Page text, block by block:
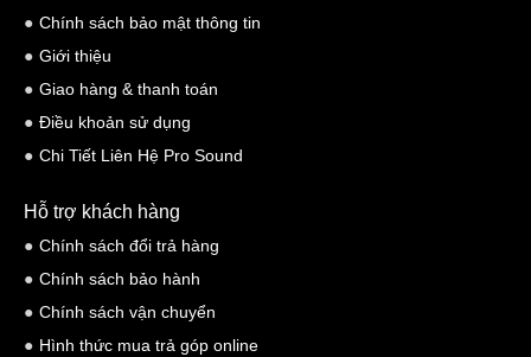
Chính sách bảo mật thông tin
Giới thiệu
Giao hàng & thanh toán
Điều khoản sử dụng
Chi Tiết Liên Hệ Pro Sound
Hỗ trợ khách hàng
Chính sách đổi trả hàng
Chính sách bảo hành
Chính sách vận chuyển
Hình thức mua trả góp online